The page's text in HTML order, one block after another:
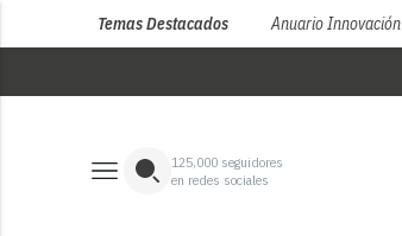
Temas Destacados Anuario Innovación
125,000 seguidores
en redes sociales